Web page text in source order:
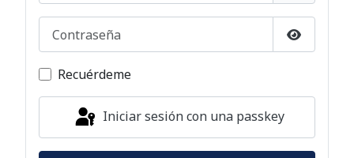
Mostrar
Recuérdeme
Iniciar sesión con una passkey